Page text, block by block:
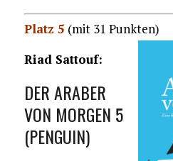
Platz 5 (mit 31 Punkten)
Riad Sattouf:
DER ARABER
VON MORGEN 5
(PENGUIN)